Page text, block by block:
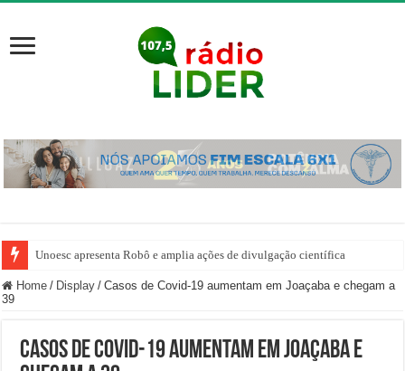
Unoesc apresenta Robô e amplia ações de divulgação científica
Home / Display / Casos de Covid-19 aumentam em Joaçaba e chegam a
39
Casos de Covid-19 aumentam em Joaçaba e